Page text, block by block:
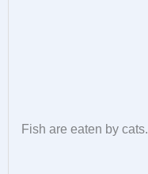
Fish are eaten by cats.